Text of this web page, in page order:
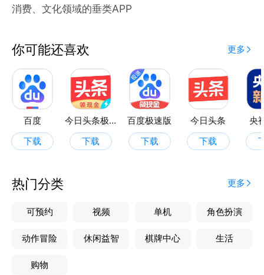
消费、文化领域的垂类APP
你可能还喜欢 更多
百度
下载
今日头条极速版
下载
百度极速版
下载
今日头条
下载
央
热门分类 更多
可预约 视频 单机 角色扮演
动作冒险 休闲益智 棋牌中心 生活
购物